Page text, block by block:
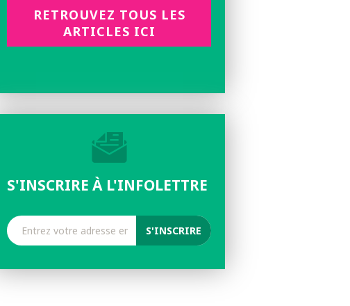
RETROUVEZ TOUS LES
ARTICLES ICI
S'INSCRIRE À L'INFOLETTRE